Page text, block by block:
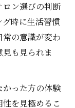
コツと注意
の選び方
ロン選びの判断
時に生活習慣
の意識が変わ
も見られま
った方の体験
を見極めるこ